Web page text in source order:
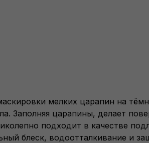
мелких царапин на
Заполняя царапины, делает
подходит в качестве
блеск, водоотталкивание и